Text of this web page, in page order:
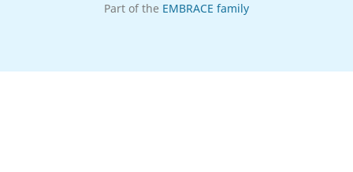
Part of the EMBRACE family